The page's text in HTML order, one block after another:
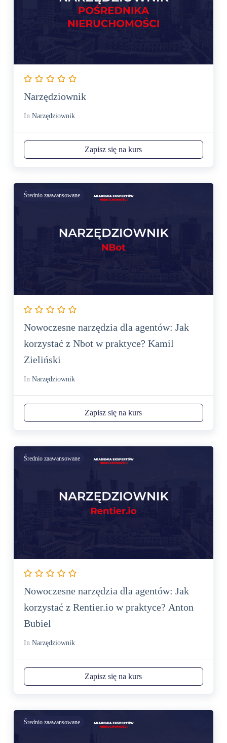
Narzędziownik
In Narzędziownik
Zapisz się na kurs
Średnio zaawansowane
Nowoczesne narzędzia dla agentów: Jak
korzystać z Nbot w praktyce? Kamil
Zieliński
In Narzędziownik
Zapisz się na kurs
Średnio zaawansowane
Nowoczesne narzędzia dla agentów: Jak
korzystać z Rentier.io w praktyce? Anton
Bubiel
In Narzędziownik
Zapisz się na kurs
Średnio zaawansowane